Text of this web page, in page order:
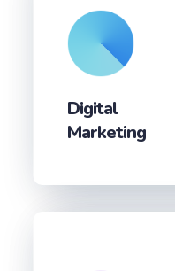
Digital
Marketing